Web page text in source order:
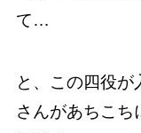
て…
と、この四役
さんがあちこち